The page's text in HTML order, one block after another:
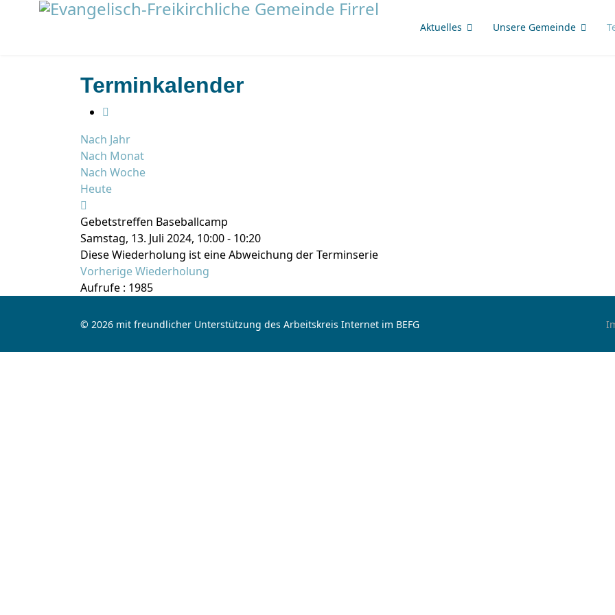
Aktuelles Unsere Gemeinde
Terminkalender
Nach Jahr
Nach Monat
Nach Woche
Heute
Gebetstreffen Baseballcamp
Samstag, 13. Juli 2024, 10:00 - 10:20
Diese Wiederholung ist eine Abweichung der Terminserie
Vorherige Wiederholung
Aufrufe : 1985
© 2026 mit freundlicher Unterstützung des Arbeitskreis Internet im BEFG